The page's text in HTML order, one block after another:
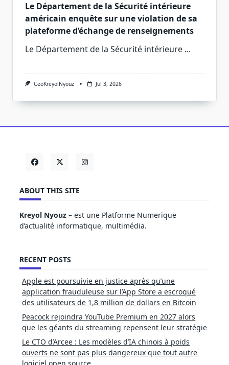
Le Département de la Sécurité intérieure
américain enquête sur une violation de sa
plateforme d’échange de renseignements
Le Département de la Sécurité intérieure ...
CeoKreyolNyouz Jul 3, 2026
ABOUT THIS SITE
Kreyol Nyouz – est une Platforme Numerique
d’actualité informatique, multimédia.
RECENT POSTS
Apple est poursuivie en justice après qu’une
application frauduleuse sur l’App Store a escroqué
des utilisateurs de 1,8 million de dollars en Bitcoin
Peacock rejoindra YouTube Premium en 2027 alors
que les géants du streaming repensent leur stratégie
Le CTO d’Arcee : Les modèles d’IA chinois à poids
ouverts ne sont pas plus dangereux que tout autre